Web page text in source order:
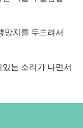
망치를 두드려서
는 소리가 나면서